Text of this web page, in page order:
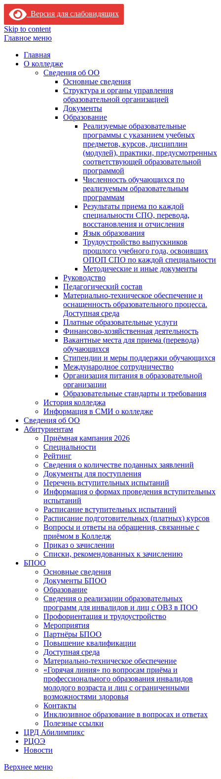
Версия для слабовидящих
Skip to content
Главное меню
Главная
О колледже
Сведения об ОО
Основные сведения
Структура и органы управления
образовательной организацией
Документы
Образование
Реализуемые образовательные
программы с указанием учебных
предметов, курсов, дисциплин
(модулей), практики, предусмотренных
соответствующей образовательной
программой
Численность обучающихся по
реализуемым образовательным
программам
Результаты приема по каждой
специальности СПО, перевода,
восстановления и отчисления
Язык образования
Трудоустройство выпускников
прошлого учебного года, освоивших
ОПОП СПО по каждой специальности
Методические и иные документы
Руководство
Педагогический состав
Материально-техническое обеспечение и
оснащенность образовательного процесса.
Доступная среда
Платные образовательные услуги
Финансово-хозяйственная деятельность
Вакантные места для приема (перевода)
обучающихся
Стипендии и меры поддержки обучающихся
Международное сотрудничество
Организация питания в образовательной
организации
Образовательные стандарты и требования
История колледжа
Информация в СМИ о колледже
Сведения об ОО
Абитуриентам
Приёмная кампания 2026
Специальности
Рейтинг
Сведения о количестве поданных заявлений
Документы для поступления
Перечень вступительных испытаний
Информация о формах проведения вступительных
испытаний
Расписание вступительных испытаний
Расписание подготовительных (платных) курсов
Вопросы и ответы на обращения, связанные с
приёмом в Колледж
Приказ о зачислении
Списки, рекомендованных к зачислению
БПОО
Основные сведения
Документы БПОО
Образование
Сведения о реализации образовательных
программ для инвалидов и лиц с ОВЗ в ПОО
Профориентация и трудоустройство
Мероприятия
Партнёры БПОО
Повышение квалификации
Доступная среда
Материально-техническое обеспечение
«Горячая линия» по вопросам приёма и
профессионального образования инвалидов
молодого возраста и лиц с ограниченными
возможностями здоровья
Контакты
Инклюзивное образование в вопросах и ответах
Полезные ссылки
ЦРД Абилимпикс
РЦОЭ
Новости
Верхнее меню